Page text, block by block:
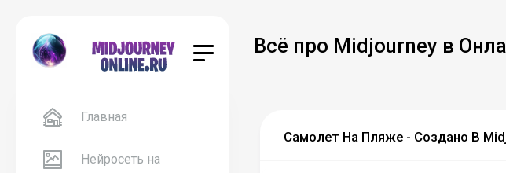
Всё про Midjourney в
Главная
Нейросеть на
Самолет На Пляже - Создано В